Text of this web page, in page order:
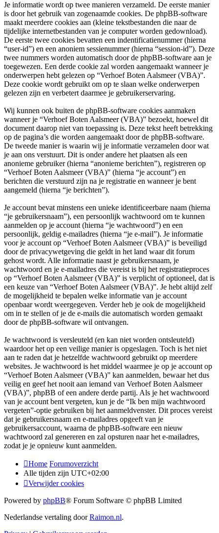
Je informatie wordt op twee manieren verzameld. De eerste manier
is door het gebruik van zogenaamde cookies. De phpBB-software
maakt meerdere cookies aan (kleine tekstbestanden die naar de
tijdelijke internetbestanden van je computer worden gedownload).
De eerste twee cookies bevatten een indentificatienummer (hierna
“user-id”) en een anoniem sessienummer (hierna “session-id”). Deze
twee nummers worden automatisch door de phpBB-software aan je
toegewezen. Een derde cookie zal worden aangemaakt wanneer je
onderwerpen hebt gelezen op “Verhoef Boten Aalsmeer (VBA)”.
Deze cookie wordt gebruikt om op te slaan welke onderwerpen
gelezen zijn en verbetert daarmee je gebruikerservaring.
Wij kunnen ook buiten de phpBB-software cookies aanmaken
wanneer je “Verhoef Boten Aalsmeer (VBA)” bezoekt, hoewel dit
document daarop niet van toepassing is. Deze tekst heeft betrekking
op de pagina’s die worden aangemaakt door de phpBB-software.
De tweede manier is waarin wij je informatie verzamelen door wat
je aan ons verstuurt. Dit is onder andere het plaatsen als een
anonieme gebruiker (hierna “anonieme berichten”), registreren op
“Verhoef Boten Aalsmeer (VBA)” (hierna “je account”) en
berichten die verstuurd zijn na je registratie en wanneer je bent
aangemeld (hierna “je berichten”).
Je account bevat minstens een unieke identificeerbare naam (hierna
“je gebruikersnaam”), een persoonlijk wachtwoord om te kunnen
aanmelden op je account (hierna “je wachtwoord”) en een
persoonlijk, geldig e-mailadres (hierna “je e-mail”). Je informatie
voor je account op “Verhoef Boten Aalsmeer (VBA)” is beveiligd
door de privacywetgeving die geldt in het land waar dit forum
gehost wordt. Alle informatie naast je gebruikersnaam, je
wachtwoord en je e-mailadres die vereist is bij het registratieproces
op “Verhoef Boten Aalsmeer (VBA)” is verplicht of optioneel, dat is
een keuze van “Verhoef Boten Aalsmeer (VBA)”. Je hebt altijd zelf
de mogelijkheid te bepalen welke informatie van je account
openbaar wordt weergegeven. Verder heb je ook de mogelijkheid
om in te stellen of je de e-mails die automatisch worden gemaakt
door de phpBB-software wil ontvangen.
Je wachtwoord is versleuteld (en kan niet worden ontsleuteld)
waardoor het op een veilige manier is opgeslagen. Toch is het niet
aan te raden dat je hetzelfde wachtwoord gebruikt op meerdere
websites. Je wachtwoord is het middel waarmee je op je account op
“Verhoef Boten Aalsmeer (VBA)” kan aanmelden, bewaar het dus
veilig en geef het nooit aan iemand van Verhoef Boten Aalsmeer
(VBA)”, phpBB of een andere derde partij. Als je het wachtwoord
van je account bent vergeten, kun je de “Ik ben mijn wachtwoord
vergeten”-optie gebruiken bij het aanmeldvenster. Dit proces vereist
dat je gebruikersnaam en e-mailadres opgeeft van je
gebruikersaccount, waarna de phpBB-software een nieuw
wachtwoord zal genereren en zal opsturen naar het e-mailadres,
zodat je je opnieuw kunt aanmelden.
Home Forumoverzicht
Alle tijden zijn UTC+02:00
Verwijder cookies
Powered by phpBB® Forum Software © phpBB Limited
Nederlandse vertaling doorRaimon.nl.